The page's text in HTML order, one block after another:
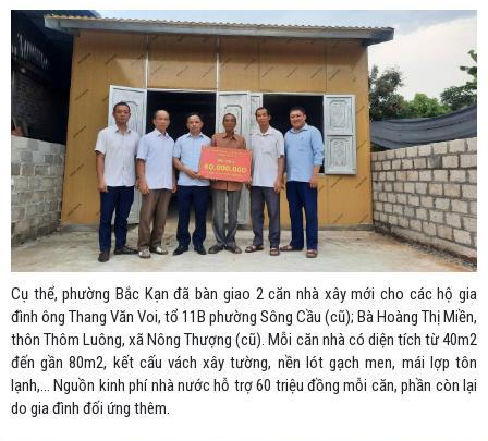
Cụ thể, phường Bắc Kạn đã bàn giao 2 căn nhà xây mới cho các hộ gia
đình ông Thang Văn Voi, tổ 11B phường Sông Cầu (cũ); Bà Hoàng Thị Miền,
thôn Thôm Luông, xã Nông Thượng (cũ). Mỗi căn nhà có diện tích từ 40m2
đến gần 80m2, kết cấu vách xây tường, nền lót gạch men, mái lợp tôn
lạnh,... Nguồn kinh phí nhà nước hỗ trợ 60 triệu đồng mỗi căn, phần còn lại
do gia đình đối ứng thêm.